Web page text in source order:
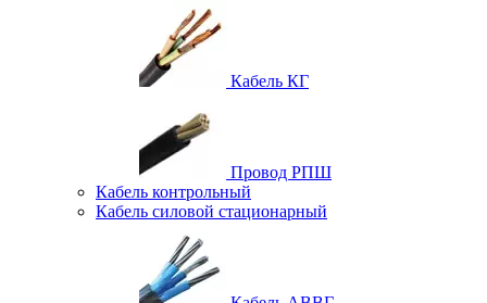
Кабель КГ
Провод РПШ
Кабель контрольный
Кабель силовой стационарный